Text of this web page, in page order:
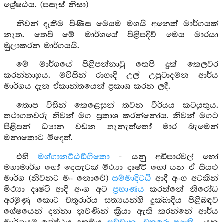
ශ්‍රේෂඨය. (පසැස් නිසා)
නිවන් දැකීම පිණිස මෙයම මගයි අනෙක් මාර්ගයක්
නැත. තෙපි මේ මාර්ගයේ පිළිපදිව් මෙය මාරයා
මුලාකරන මාර්ගයයි.
මේ මාර්ගයේ පිළිපන්නාවු තෙපි දුක් කෙලවර
කරන්නාහුය. මවිසින් රාගාදි උල් උපුටාදමන ආර්ය
මාර්ගය දැන ඒකාන්තයෙන් ප්‍රකාශ කරන ලදී.
තොප විසින් කෙළෙසුන් තවන වීර්යය කටයුතුය.
තථාගතවරු නිවන් මග ප්‍රකාශ කරන්නෝය. නිවන් මගට
පිළිපන් ධ්‍යාන වඩන තැනැත්තෝ මාර බැමෙන්
මනාකොට මිදෙත්.
එහිමග්ගානට්ඨඞ්ගිකො - යනු අඩිපාරවල් හෝ
මහාමාර්ග හෝ දෙසැටක් මිථ්‍යා දෘෂ්ටි හෝ යන ඒ සියළු
මාර්ග (නිවනට මං නොවේ) සම්මාදිටඨි ආදී අංග අටකින්
මිථ්‍යා දෘෂ්ටි ආදි අංග අට ප්‍රහාණය කරන්නේ නිරෝධ
අරමුණු කොට චතුරාර්ය සත්‍යයන්හි දුක්ඛාදිය පිළිබඳව
ශේෂයෙන් දන්නා නුවණින් ක්‍රියා ඇති කරන්නේ ආර්ය